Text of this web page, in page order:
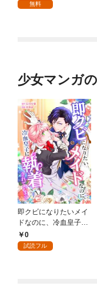
無料
少女マンガ
即クビになりたいメイ
ドなのに、冷血皇子に
執着されています第1
話
0
試読フル